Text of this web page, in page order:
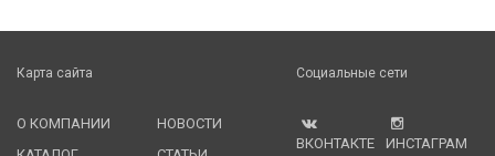
Карта сайта
О КОМПАНИИ
НОВОСТИ
Социальные сети
ВКОНТАКТЕ ИНСТАГРАМ